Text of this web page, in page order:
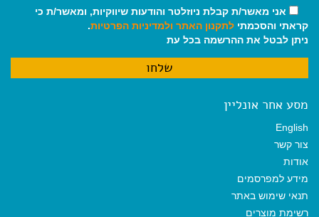
אני מאשר/ת קבלת ניוזלטר והודעות שיווקיות, ומאשר/ת כי
קראתי והסכמתי לתקנון האתר ולמדיניות הפרטיות.
ניתן לבטל את ההרשמה בכל עת
מסע אחר אונליין
English
צור קשר
אודות
מידע למפרסמים
תנאי שימוש באתר
רשימת מוצרים